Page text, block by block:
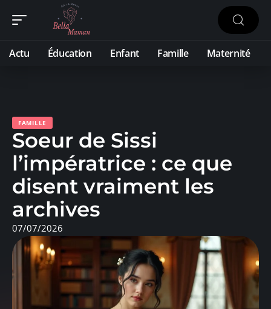
Actu Éducation Enfant Famille Maternité
FAMILLE
Soeur de Sissi
l’impératrice : ce que
disent vraiment les
archives
07/07/2026